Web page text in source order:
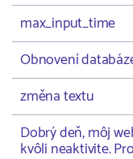
max_input_time
Obnovení
změna textu
Dobrý deň, môj
kvôli neaktivite.